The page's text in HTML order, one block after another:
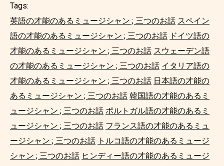
Tags:
英語の才能のあるミュージシャン ; 三つのお話 スペイン
語の才能のあるミュージシャン ; 三つのお話 ドイツ語の
才能のあるミュージシャン ; 三つのお話 スウェーデン語
の才能のあるミュージシャン ; 三つのお話 イタリア語の
才能のあるミュージシャン ; 三つのお話 日本語の才能の
あるミュージシャン ; 三つのお話 韓国語の才能のあるミ
ュージシャン ; 三つのお話 ポルトガル語の才能のあるミ
ュージシャン ; 三つのお話 フランス語の才能のあるミュ
ージシャン ; 三つのお話 トルコ語の才能のあるミュージ
シャン ; 三つのお話 ヒンディー語の才能のあるミュージ